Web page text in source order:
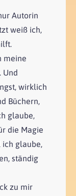
Autorin
weiß ich,
meine
Und
wirklich
Büchern,
glaube,
die Magie
glaube,
ständig
zu mir